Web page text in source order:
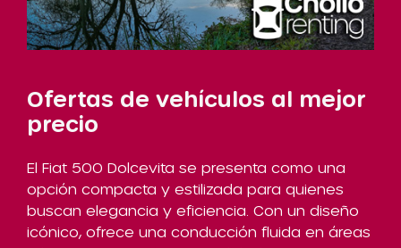
Ofertas de vehículos al mejor
precio
El Fiat 500 Dolcevita se presenta como una
opción compacta y estilizada para quienes
buscan elegancia y eficiencia. Con un diseño
icónico, ofrece una conducción fluida en áreas